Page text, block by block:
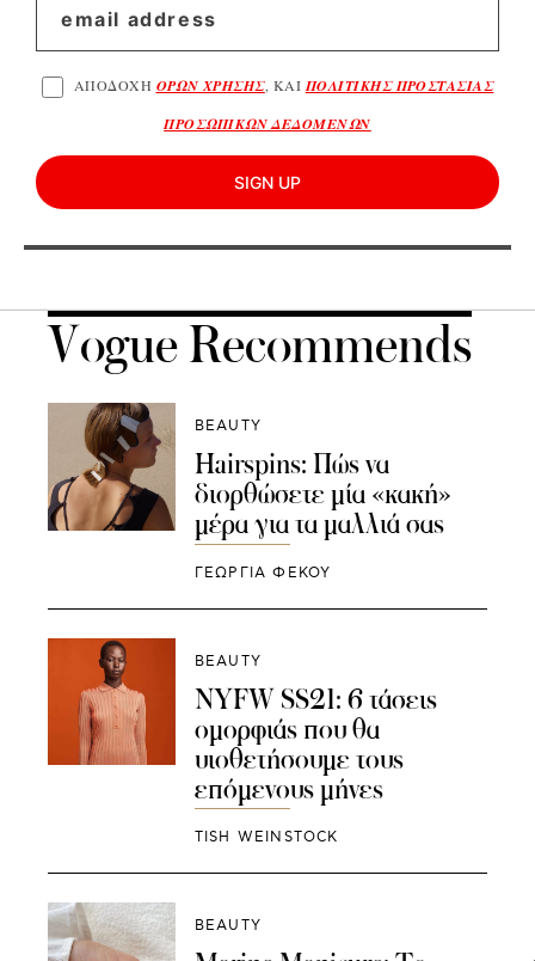
ΑΠΟΔΟΧΗ ΟΡΩΝ ΧΡΗΣΗΣ, ΚΑΙ ΠΟΛΙΤΙΚΗΣ ΠΡΟΣΤΑΣΙΑΣ
ΠΡΟΣΩΠΙΚΩΝ ΔΕΔΟΜΕΝΩΝ
SIGN UP
Vogue Recommends
BEAUTY
Hairspins: Πώς να
διορθώσετε μία «κακή»
μέρα για τα μαλλιά σας
ΓΕΩΡΓΙΑ ΦΕΚΟΥ
BEAUTY
NYFW SS21: 6 τάσεις
ομορφιάς που θα
υιοθετήσουμε τους
επόμενους μήνες
TISH WEINSTOCK
BEAUTY